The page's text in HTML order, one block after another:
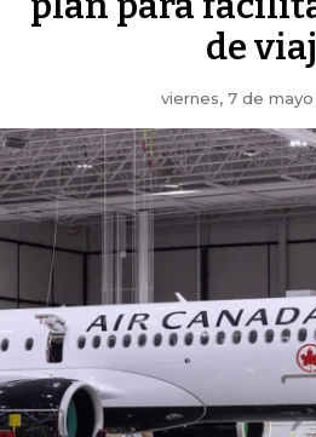
de
viernes, 7 de